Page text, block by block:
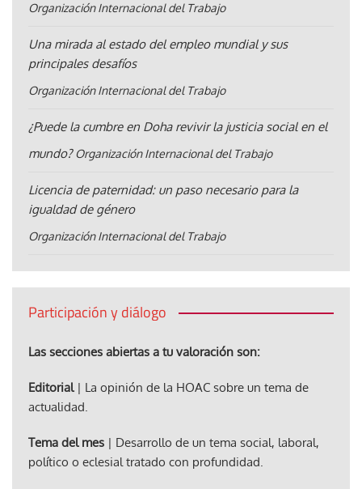
Organización Internacional del Trabajo
Una mirada al estado del empleo mundial y sus
principales desafíos
Organización Internacional del Trabajo
¿Puede la cumbre en Doha revivir la justicia social en el
mundo? Organización Internacional del Trabajo
Licencia de paternidad: un paso necesario para la
igualdad de género
Organización Internacional del Trabajo
Participación y diálogo
Las secciones abiertas a tu valoración son:
Editorial| La opinión de la HOAC sobre un tema de
actualidad.
Tema del mes | Desarrollo de un tema social, laboral,
político o eclesial tratado con profundidad.